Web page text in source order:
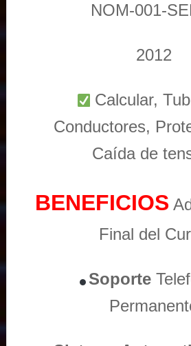
NOM-001-
2012
Calcular,
Conductores,
Caída de
BENEFICIOS
Final del
Soporte